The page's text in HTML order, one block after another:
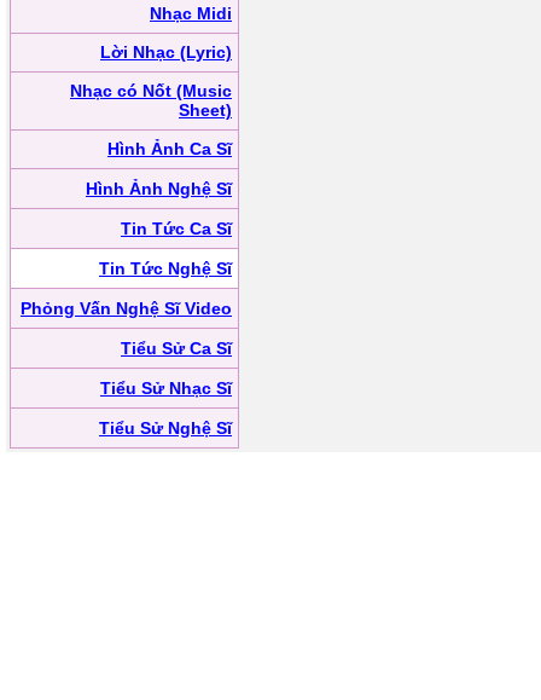
Nhạc Midi
Lời Nhạc (Lyric)
Nhạc có Nốt (Music
Sheet)
Hình Ảnh Ca Sĩ
Hình Ảnh Nghệ Sĩ
Tin Tức Ca Sĩ
Tin Tức Nghệ Sĩ
Phỏng Vấn Nghệ Sĩ Video
Tiểu Sử Ca Sĩ
Tiểu Sử Nhạc Sĩ
Tiểu Sử Nghệ Sĩ